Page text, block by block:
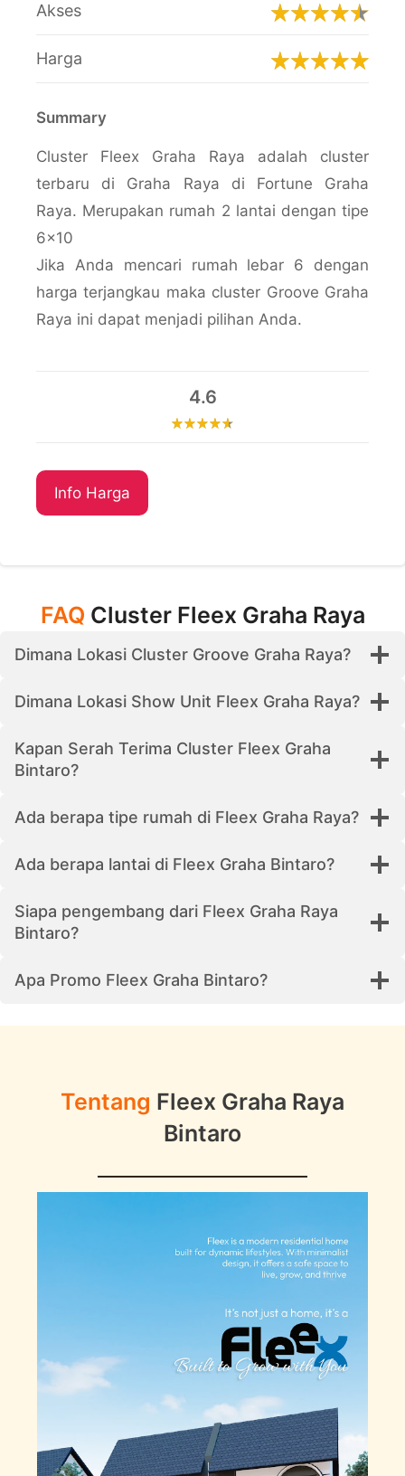
Akses
Harga
Summary
Cluster Fleex Graha Raya adalah cluster
terbaru di Graha Raya di Fortune Graha
Raya. Merupakan rumah 2 lantai dengan tipe
6×10
Jika Anda mencari rumah lebar 6 dengan
harga terjangkau maka cluster Groove Graha
Raya ini dapat menjadi pilihan Anda.
4.6
Info Harga
FAQ Cluster Fleex Graha Raya
Dimana Lokasi Cluster Groove Graha Raya?
Dimana Lokasi Show Unit Fleex Graha Raya?
Kapan Serah Terima Cluster Fleex Graha
Bintaro?
Ada berapa tipe rumah di Fleex Graha Raya?
Ada berapa lantai di Fleex Graha Bintaro?
Siapa pengembang dari Fleex Graha Raya
Bintaro?
Apa Promo Fleex Graha Bintaro?
Tentang Fleex Graha Raya
Bintaro